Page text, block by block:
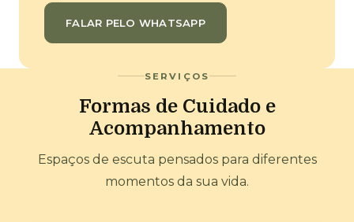
FALAR PELO WHATSAPP
SERVIÇOS
Formas de Cuidado e
Acompanhamento
Espaços de escuta pensados para diferentes
momentos da sua vida.